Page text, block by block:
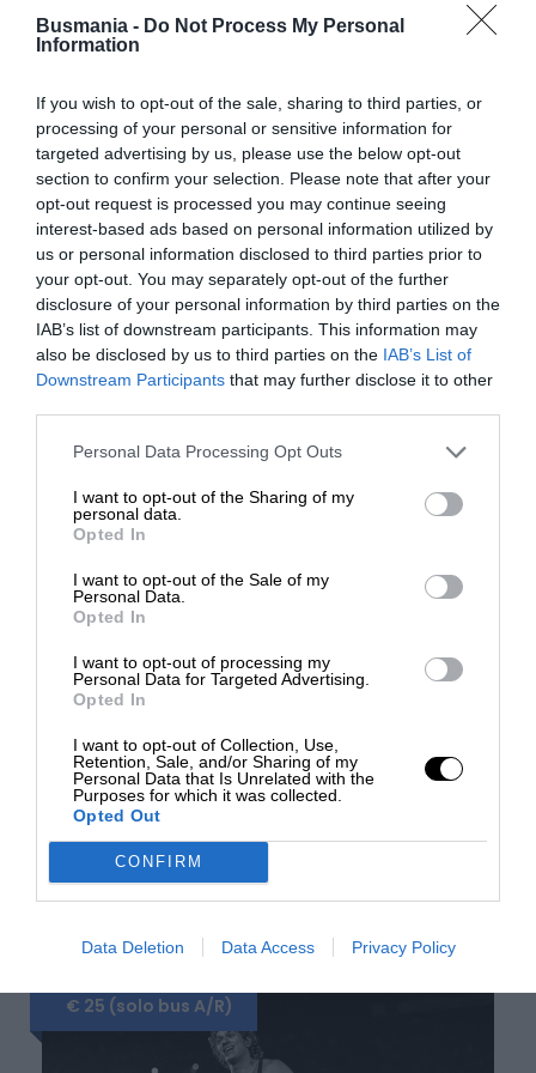
Busmania - Do Not Process My Personal
Information
If you wish to opt-out of the sale, sharing to third parties, or
processing of your personal or sensitive information for
targeted advertising by us, please use the below opt-out
section to confirm your selection. Please note that after your
opt-out request is processed you may continue seeing
interest-based ads based on personal information utilized by
us or personal information disclosed to third parties prior to
your opt-out. You may separately opt-out of the further
disclosure of your personal information by third parties on the
IAB’s list of downstream participants. This information may
also be disclosed by us to third parties on the IAB’s List of
Downstream Participants that may further disclose it to other
Personal Data Processing Opt Outs
I want to opt-out of the Sharing of my
personal data.
Opted In
I want to opt-out of the Sale of my
Personal Data.
Opted In
I want to opt-out of processing my
Personal Data for Targeted Advertising.
Opted In
I want to opt-out of Collection, Use,
Retention, Sale, and/or Sharing of my
Personal Data that Is Unrelated with the
Purposes for which it was collected.
Opted Out
CONFIRM
Data Deletion Data Access Privacy Policy
Hai altre domande?
Non esitare a contattarci. Il nostro
team di travel expert sarà felice di
parlare con te.
0824 482030
+39 345 9389788
info@busmania.it
Viaggio A/R in Autobus GT Lusso
Accompagnatore dall'Italia per tutta la
durata del tour
Sistemazione in Hotel 4 stelle con
trattamento di mezza pensione come da
programma
Prime colazioni a buffet
4 cene in Germania in ristoranti tipici
Visite guidate indicate ed escursioni serali
Tasse di soggiorno
Assicurazione annullamento
La quota NON include
Extra in genere, mance, facchinaggio e
tutto quanto non espressamente indicato
ne “La quota comprende”
Itinerario
Giorno 1 Venerdì 24 luglio -
Tour simili
€ 25,00 (solo bus)
NOLA – LA FESTA DEI GIGLI
€ 25 (solo bus A/R)